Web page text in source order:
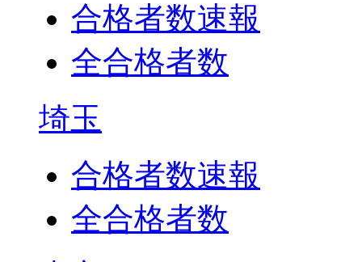
合格者数速報
全合格者数
埼玉
合格者数速報
全合格者数